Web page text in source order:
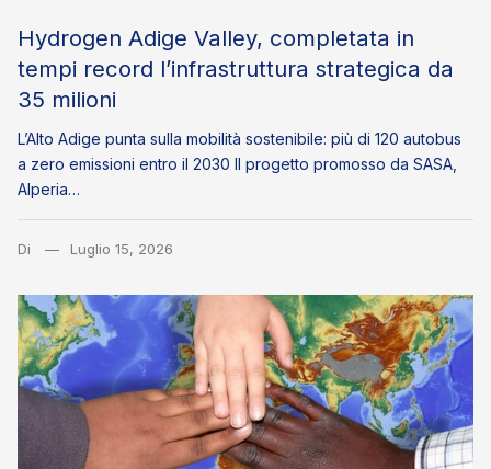
Hydrogen Adige Valley, completata in
tempi record l’infrastruttura strategica da
35 milioni
L’Alto Adige punta sulla mobilità sostenibile: più di 120 autobus
a zero emissioni entro il 2030 Il progetto promosso da SASA,
Alperia…
Di Luglio 15, 2026